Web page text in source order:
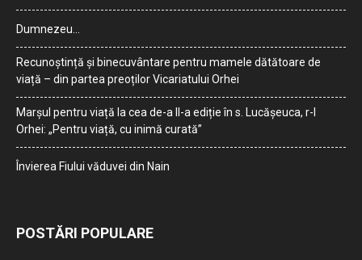
Dumnezeu…
Recunoștință și binecuvântare pentru mamele dătătoare de
viață – din partea preoților Vicariatului Orhei
Marșul pentru viață la cea de-a II-a ediție în s. Lucășeuca, r-l
Orhei: „Pentru viață, cu inimă curată”
Învierea Fiului văduvei din Nain
POSTĂRI POPULARE